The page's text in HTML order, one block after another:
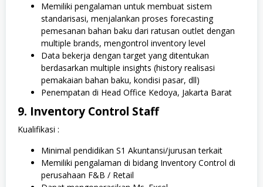
Memiliki pengalaman untuk membuat sistem
standarisasi, menjalankan proses forecasting
pemesanan bahan baku dari ratusan outlet dengan
multiple brands, mengontrol inventory level
Data bekerja dengan target yang ditentukan
berdasarkan multiple insights (history realisasi
pemakaian bahan baku, kondisi pasar, dll)
Penempatan di Head Office Kedoya, Jakarta Barat
9. Inventory Control Staff
Kualifikasi :
Minimal pendidikan S1 Akuntansi/jurusan terkait
Memiliki pengalaman di bidang Inventory Control di
perusahaan F&B / Retail